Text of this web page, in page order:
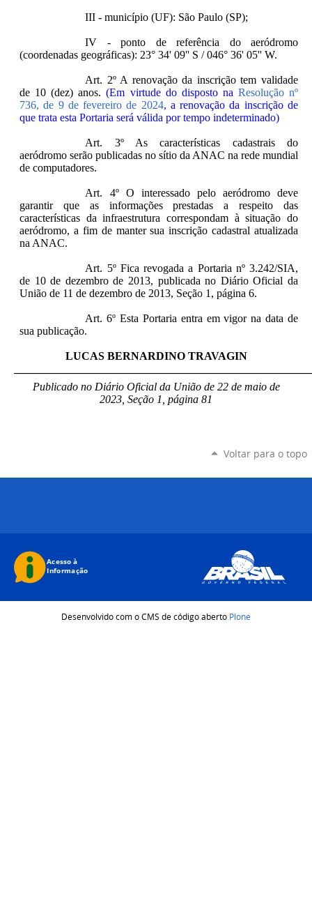
III - município (UF): São Paulo (SP);
IV - ponto de referência do aeródromo
(coordenadas geográficas): 23° 34' 09'' S / 046° 36' 05'' W.
Art. 2º A renovação da inscrição tem validade
de 10 (dez) anos.(Em virtude do disposto na Resolução nº
736, de 9 de fevereiro de 2024, a renovação da inscrição de
que trata esta Portaria será válida por tempo indeterminado)
Art. 3º As características cadastrais do
aeródromo serão publicadas no sítio da ANAC na rede mundial
de computadores.
Art. 4º O interessado pelo aeródromo deve
garantir que as informações prestadas a respeito das
características da infraestrutura correspondam à situação do
aeródromo, a fim de manter sua inscrição cadastral atualizada
na ANAC.
Art. 5º Fica revogada a Portaria nº 3.242/SIA,
de 10 de dezembro de 2013, publicada no Diário Oficial da
União de 11 de dezembro de 2013, Seção 1, página 6.
Art. 6º Esta Portaria entra em vigor na data de
sua publicação.
LUCAS BERNARDINO TRAVAGIN
Publicado no Diário Oficial da União de 22 de maio de
2023, Seção 1, página 81
Voltar para o topo
Desenvolvido com o CMS de código aberto Plone